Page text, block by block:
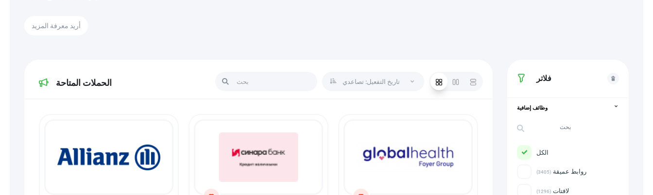
أريد معرفة المزيد
الحملات المتاحة تاريخ التفعيل: تصاعدي فلاتر
وظائف إضافية
الكل
روابط عميقة (3405)
لافتات (1296)